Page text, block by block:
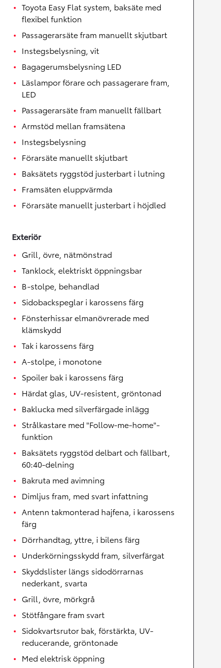
Toyota Easy Flat system, baksäte med
flexibel funktion
Passagerarsäte fram manuellt skjutbart
Instegsbelysning, vit
Bagagerumsbelysning LED
Läslampor förare och passagerare fram,
LED
Passagerarsäte fram manuellt fällbart
Armstöd mellan framsätena
Instegsbelysning
Förarsäte manuellt skjutbart
Baksätets ryggstöd justerbart i lutning
Framsäten eluppvärmda
Förarsäte manuellt justerbart i höjdled
Exteriör
Grill, övre, nätmönstrad
Tanklock, elektriskt öppningsbar
B-stolpe, behandlad
Sidobackspeglar i karossens färg
Fönsterhissar elmanövrerade med
klämskydd
Tak i karossens färg
A-stolpe, i monotone
Spoiler bak i karossens färg
Härdat glas, UV-resistent, gröntonad
Baklucka med silverfärgade inlägg
Strålkastare med "Follow-me-home"-
funktion
Baksätets ryggstöd delbart och fällbart,
60:40-delning
Bakruta med avimning
Dimljus fram, med svart infattning
Antenn takmonterad hajfena, i karossens
färg
Dörrhandtag, yttre, i bilens färg
Underkörningsskydd fram, silverfärgat
Skyddslister längs sidodörrarnas
nederkant, svarta
Grill, övre, mörkgrå
Stötfångare fram svart
Sidokvartsrutor bak, förstärkta, UV-
reducerande, gröntonade
Med elektrisk öppning